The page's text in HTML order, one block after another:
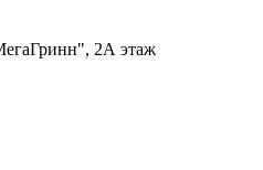
2А этаж